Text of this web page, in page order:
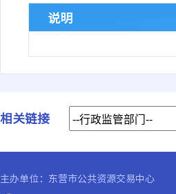
说明
相关链接
主办单位：东营市公共资源交易中心